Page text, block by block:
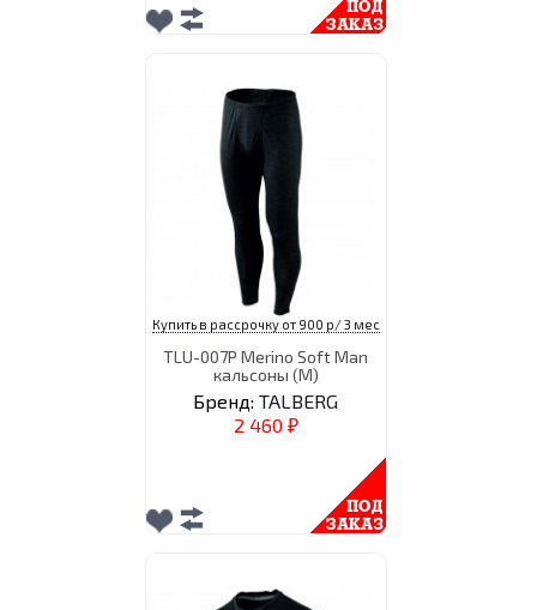
Купить в рассрочку от 900 р/ 3 мес
TLU-007P Merino Soft Man
кальсоны (M)
Бренд: TALBERG
2 460 ₽